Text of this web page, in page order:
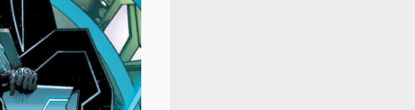
Termos de Uso e Política de Privacidade do Canaltech.